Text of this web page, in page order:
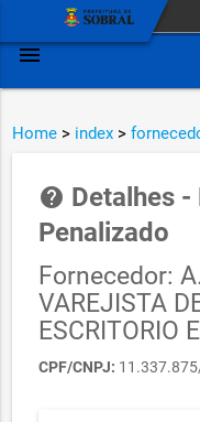
menu
Home > index >
help Detalhes
Penalizado
Fornecedor:
VAREJISTA
ESCRITORIO
CPF/CNPJ: